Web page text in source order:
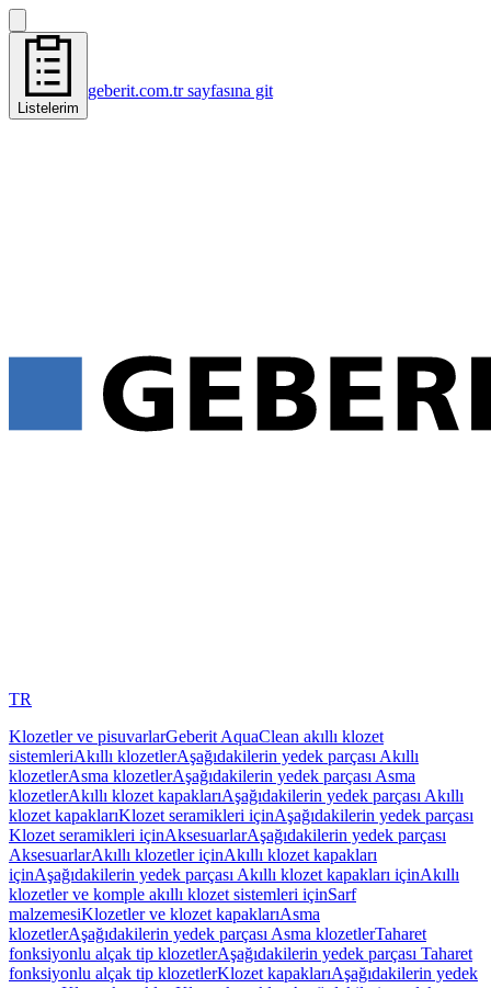
Listelerim
geberit.com.tr sayfasına git
TR
Klozetler ve pisuvarlarGeberit AquaClean akıllı klozet
sistemleriAkıllı klozetlerAşağıdakilerin yedek parçası Akıllı
klozetlerAsma klozetlerAşağıdakilerin yedek parçası Asma
klozetlerAkıllı klozet kapaklarıAşağıdakilerin yedek parçası Akıllı
klozet kapaklarıKlozet seramikleri içinAşağıdakilerin yedek parçası
Klozet seramikleri içinAksesuarlarAşağıdakilerin yedek parçası
AksesuarlarAkıllı klozetler içinAkıllı klozet kapakları
içinAşağıdakilerin yedek parçası Akıllı klozet kapakları içinAkıllı
klozetler ve komple akıllı klozet sistemleri içinSarf
malzemesiKlozetler ve klozet kapaklarıAsma
klozetlerAşağıdakilerin yedek parçası Asma klozetlerTaharet
fonksiyonlu alçak tip klozetlerAşağıdakilerin yedek parçası Taharet
fonksiyonlu alçak tip klozetlerKlozet kapaklarıAşağıdakilerin yedek